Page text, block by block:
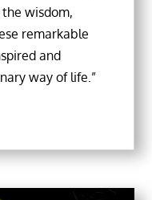
wisdom,
remarkable
and
way of life.”